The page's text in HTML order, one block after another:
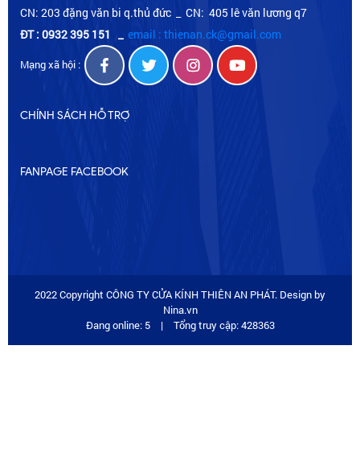
CN: 203 đặng văn bi q.thủ đức _ CN: 405 lê văn lương q7
ĐT : 0932 395 151 _ email : thienan.ck@gmail.com
Mạng xã hội :
CHÍNH SÁCH HỖ TRỢ
FANPAGE FACEBOOK
2022 Copyright CÔNG TY CỬA KÍNH THIÊN AN PHÁT. Design by
Nina.vn
Đang online: 5
| Tổng truy cập: 428363